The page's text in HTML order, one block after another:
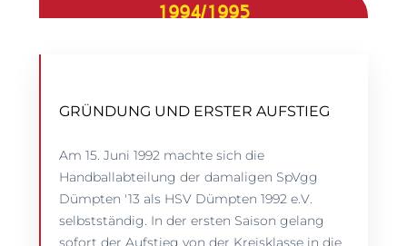
1994/1995
GRÜNDUNG UND ERSTER AUFSTIEG
Am 15. Juni 1992 machte sich die
Handballabteilung der damaligen SpVgg
Dümpten '13 als HSV Dümpten 1992 e.V.
selbstständig. In der ersten Saison gelang
sofort der Aufstieg von der Kreisklasse in die